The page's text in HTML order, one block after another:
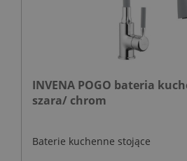
INVENA POGO bateria
szara/ chrom
Baterie kuchenne stojące